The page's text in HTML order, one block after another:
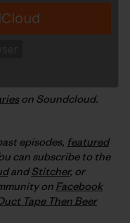
on Soundcloud.
episodes, featured
can subscribe to the
andStitcher, or
on Facebook
Tape Then Beer